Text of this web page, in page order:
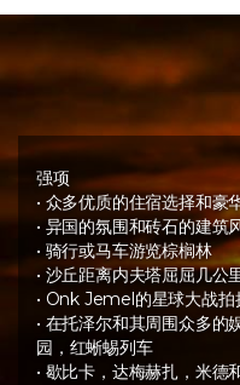
强项
• 众多优质的住宿选择和豪
• 异国的氛围和砖石的建筑
• 骑行或马车游览棕榈林
• 沙丘距离内夫塔屈屈几公
• Onk Jemel的星球大战拍
• 在托泽尔和其周围众多的
园，红蜥蜴列车
• 歇比卡，达梅赫扎，米